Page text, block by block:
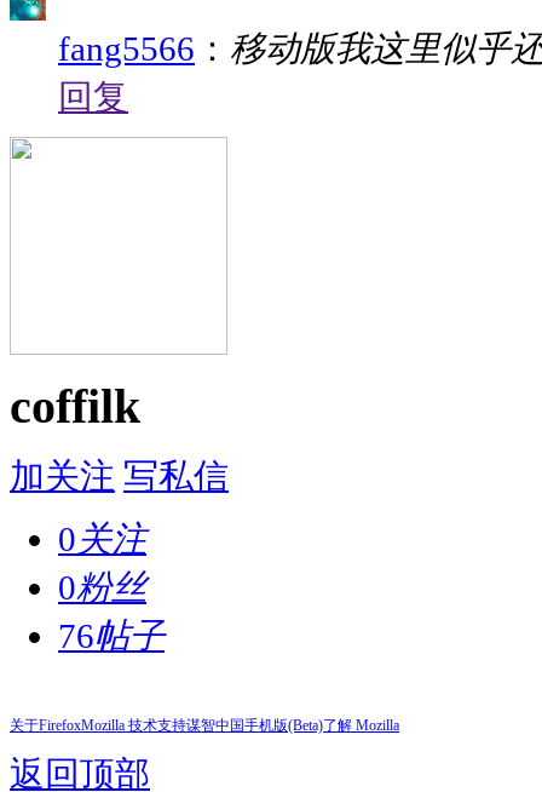
fang5566 ： 移动版我这里似乎
回复
coffilk
加关注 写私信
0关注
0粉丝
76帖子
关于FirefoxMozilla 技术支持谋智中国手机版(Beta)了解 Mozilla
返回顶部